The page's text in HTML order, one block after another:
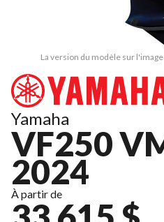
La version du modèle sur
Yamaha
VF250
2024
À partir de